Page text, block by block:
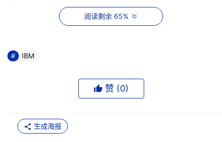
IBM系统与科技事业部BladeCenter刀片服务器副总裁兼
案通过客户端整合可以在某种程度上提高效率，但是不能发
拟化软件的IBM虚拟托管客户端基础架构可以提供更高的资
源使用率、高性能和可靠性，帮助客户降低成本和复杂性，
使用虚拟托管客户端基础架构的第一个解决方案由IBM
阅读剩余 65%
IBM
赞 (0)
生成海报